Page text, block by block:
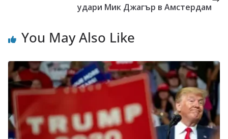
удари Мик Джагър в Амстердам
You May Also Like